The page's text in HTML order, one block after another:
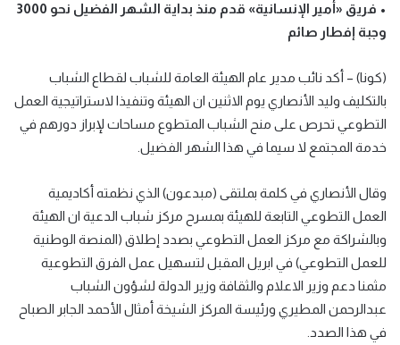
• فريق «أمير الإنسانية»
قدم منذ بداية الشهر الفضيل نحو 3000
وجبة إفطار صائم
(كونا) – أكد نائب مدير عام الهيئة العامة للشباب لقطاع الشباب
بالتكليف وليد الأنصاري يوم الاثنين ان الهيئة وتنفيذا لاستراتيجية العمل
التطوعي تحرص على منح الشباب المتطوع مساحات لإبراز دورهم في
خدمة المجتمع لا سيما في هذا الشهر الفضيل
وقال الأنصاري في كلمة بملتقى (مبدعون) الذي نظمته أكاديمية
العمل التطوعي التابعة للهيئة بمسرح مركز شباب الدعية ان الهيئة
وبالشراكة مع مركز العمل التطوعي بصدد إطلاق (المنصة الوطنية
للعمل التطوعي) في ابريل المقبل لتسهيل عمل الفرق التطوعية
مثمنا دعم وزير الاعلام والثقافة وزير الدولة لشؤون الشباب
عبدالرحمن المطيري ورئيسة المركز الشيخة أمثال الأحمد الجابر الصباح
في هذا الصدد